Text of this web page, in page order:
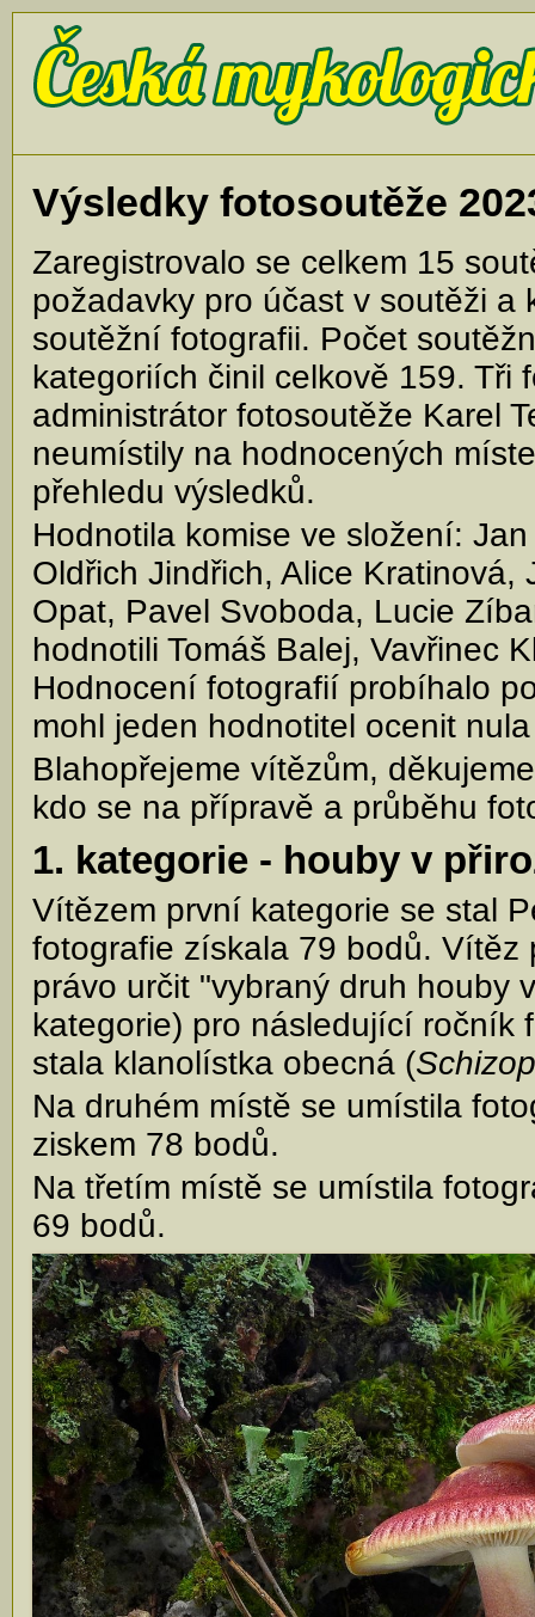
Výsledky fotosoutěže
Zaregistrovalo se celkem 15
požadavky pro účast v soutěži a
soutěžní fotografii. Počet
kategoriích činil celkově 159. Tři
administrátor fotosoutěže Karel
neumístily na hodnocených
přehledu výsledků.
Hodnotila komise ve složení:
Oldřich Jindřich, Alice
Opat, Pavel Svoboda, Lucie
hodnotili Tomáš Balej, Vavřinec
Hodnocení fotografií probíhalo
mohl jeden hodnotitel ocenit
Blahopřejeme vítězům,
kdo se na přípravě a průběhu
1. kategorie - houby v
Vítězem první kategorie se stal
fotografie získala 79 bodů. Vítěz
právo určit "vybraný druh houby
kategorie) pro následující ročník
stala klanolístka obecná (
Na druhém místě se umístila
ziskem 78 bodů.
Na třetím místě se umístila
69 bodů.